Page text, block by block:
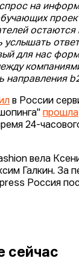
на
для нас
направления
в России
прошла
24-
вела
Галкин. За
Россия
сейчас